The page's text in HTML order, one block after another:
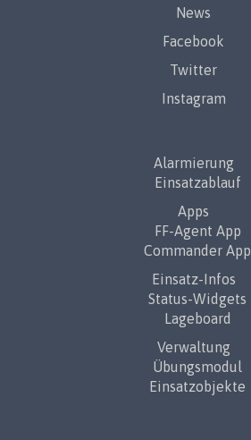
News
Facebook
Twitter
Instagram
Alarmierung
Einsatzablauf
Apps
FF-Agent App
Commander App
Einsatz-Infos
Status-Widgets
Lageboard
Verwaltung
Übungsmodul
Einsatzobjekte